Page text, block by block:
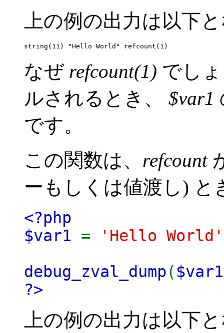
上の例の出力は以下
なぜ refcount(1) でし
ルされるとき、 $var1
です。
この関数は、 refcount
ーもしくは値渡し) と
<?php
$var1 = 'Hello World'
debug_zval_dump( $var1
?>
上の例の出力は以下